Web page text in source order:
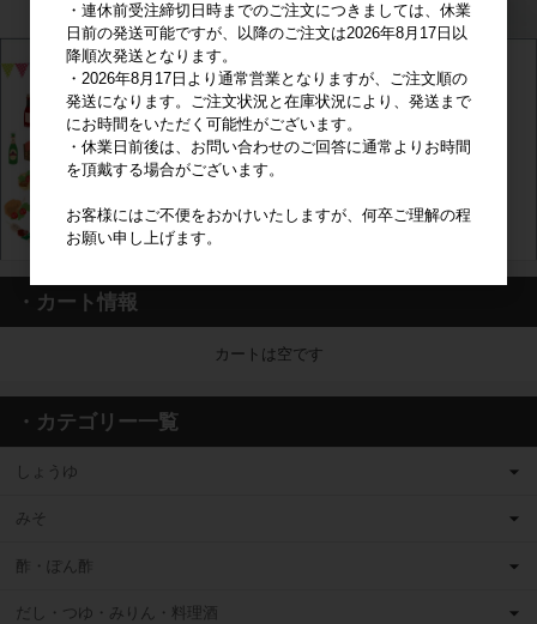
・カート情報
カートは空です
・カテゴリー一覧
しょうゆ
みそ
酢・ぽん酢
だし・つゆ・みりん・料理酒
・連休前受注締切日時までのご注文につきましては、休業
日前の発送可能ですが、以降のご注文は2026年8月17日以
降順次発送となります。
・2026年8月17日より通常営業となりますが、ご注文順の
発送になります。ご注文状況と在庫状況により、発送まで
にお時間をいただく可能性がございます。
・休業日前後は、お問い合わせのご回答に通常よりお時間
を頂戴する場合がございます。
お客様にはご不便をおかけいたしますが、何卒ご理解の程
お願い申し上げます。